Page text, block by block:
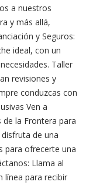
a nuestros
y más allá,
y Seguros:
ideal, con un
Taller
revisiones y
conduzcas con
Ven a
la Frontera para
de una
para ofrecerte una
Llama al
línea para recibir